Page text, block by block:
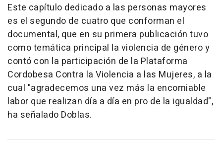
Este capítulo dedicado a las personas mayores
es el segundo de cuatro que conforman el
documental, que en su primera publicación tuvo
como temática principal la violencia de género y
contó con la participación de la Plataforma
Cordobesa Contra la Violencia a las Mujeres, a la
cual "agradecemos una vez más la encomiable
labor que realizan día a día en pro de la igualdad",
ha señalado Doblas.